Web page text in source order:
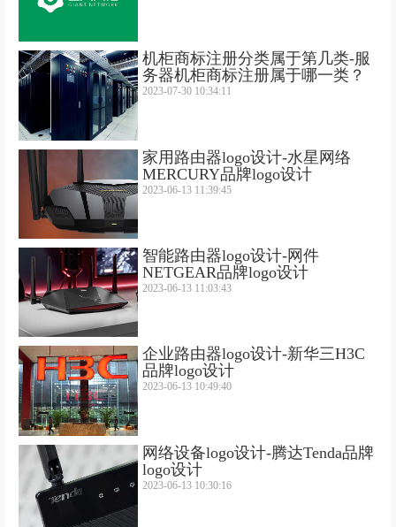
机柜商标注册分类属于第几类-服
务器机柜商标注册属于哪一类？
2023-07-30 10:34:11
家用路由器logo设计-水星网络
MERCURY品牌logo设计
2023-06-13 11:39:45
智能路由器logo设计-网件
NETGEAR品牌logo设计
2023-06-13 11:03:43
企业路由器logo设计-新华三H3C
品牌logo设计
2023-06-13 10:49:40
网络设备logo设计-腾达Tenda品牌
logo设计
2023-06-13 10:30:16